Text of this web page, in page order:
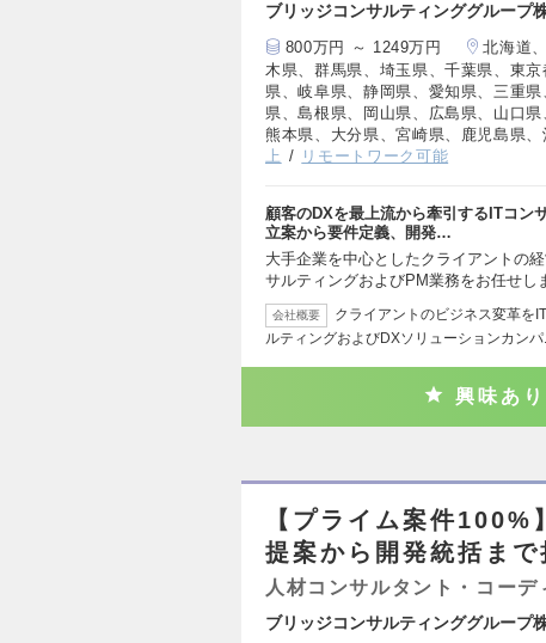
ブリッジコンサルティンググループ
800万円 ～ 1249万円
北海道
木県、群馬県、埼玉県、千葉県、東
県、岐阜県、静岡県、愛知県、三重
県、島根県、岡山県、広島県、山口
熊本県、大分県、宮崎県、鹿児島県、
上
リモートワーク可能
顧客のDXを最上流から牽引するITコン
立案から要件定義、開発…
大手企業を中心としたクライアントの
サルティングおよびPM業務をお任せ
会社概要
クライアントのビジネス変革を
ルティングおよびDXソリューションカン
興味あり
【プライム案件
提案から開発統括ま
人材コンサルタント・コーデ
ブリッジコンサルティンググループ